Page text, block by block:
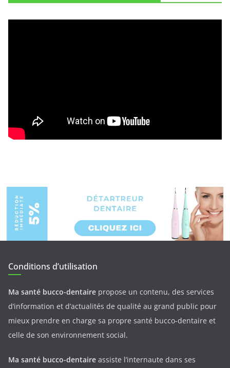
Conditions d’utilisation
Ma santé bucco-dentaire propose un contenu, des services
d’information et d’actualités de qualité au grand public pour
mieux prendre en charge sa propre santé bucco-dentaire et
celle de son environnement social.
Ma santé bucco-dentaire assiste l’internaute dans ses